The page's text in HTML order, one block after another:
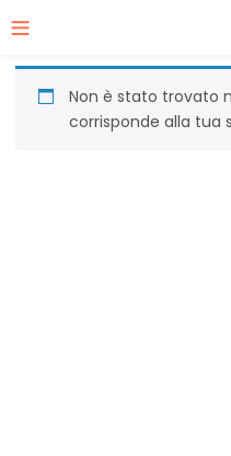
Non è stato trovato
corrisponde alla tua